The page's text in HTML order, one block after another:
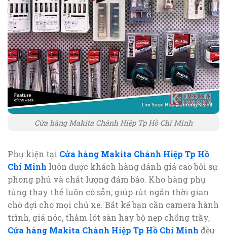
Cửa hàng Makita Chánh Hiệp Tp Hồ Chí Minh
Phụ kiện tại Cửa hàng Makita Chánh Hiệp Tp Hồ
Chí Minh luôn được khách hàng đánh giá cao bởi sự
phong phú và chất lượng đảm bảo. Kho hàng phụ
tùng thay thế luôn có sẵn, giúp rút ngắn thời gian
chờ đợi cho mọi chủ xe. Bất kể bạn cần camera hành
trình, giá nóc, thảm lót sàn hay bộ nẹp chống trầy,
Cửa hàng Makita Chánh Hiệp Tp Hồ Chí Minh đều